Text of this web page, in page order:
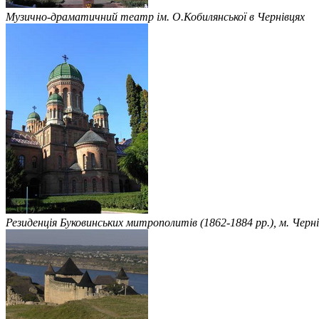
Музично-драматичний театр ім. О.Кобилянської в Чернівцях
Резиденція Буковинських митрополитів (1862-1884 рр.), м.